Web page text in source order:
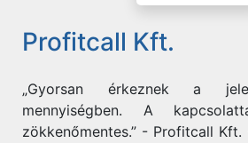
Profitcall Kft.
„Gyorsan érkeznek a
mennyiségben. A
zökkenőmentes.” - Profitcall